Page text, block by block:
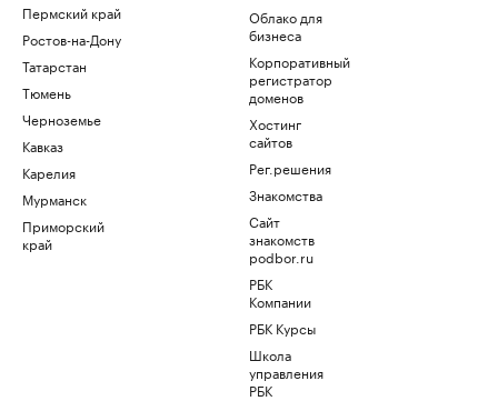
Пермский край
Ростов-на-Дону
Татарстан
Тюмень
Черноземье
Кавказ
Карелия
Мурманск
Приморский
край
Облако для
бизнеса
Корпоративный
регистратор
доменов
Хостинг
сайтов
Рег.решения
Знакомства
Сайт
знакомств
podbor.ru
РБК
Компании
РБК Курсы
Школа
управления
РБК